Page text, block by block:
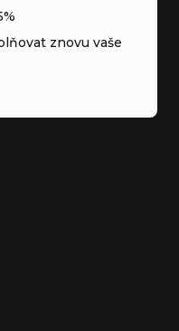
znovu vaše